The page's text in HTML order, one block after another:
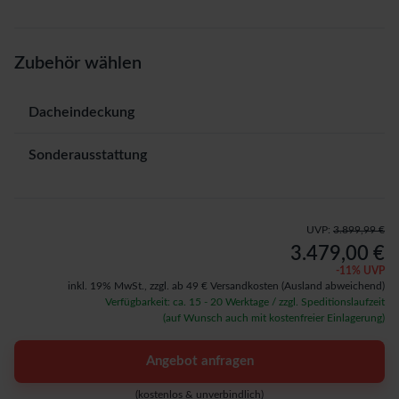
Zubehör wählen
Dacheindeckung
Sonderausstattung
UVP: 3.899,99 €
3.479,00 €
-11 % UVP
inkl. 19% MwSt., zzgl. ab 49 € Versandkosten (Ausland abweichend)
Verfügbarkeit: ca. 15 - 20 Werktage / zzgl. Speditionslaufzeit
(auf Wunsch auch mit kostenfreier Einlagerung)
Angebot anfragen
(kostenlos & unverbindlich)